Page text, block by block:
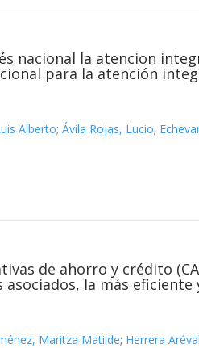
nacional la atencion
para la atención
Alberto; Ávila Rojas, Lucio;
de ahorro y crédito
la más eficiente
Maritza Matilde; Herrera